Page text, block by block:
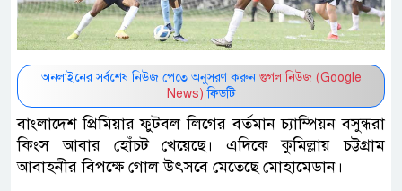
অনলাইনের সর্বশেষ নিউজ পেতে অনুসরণ করুন গুগল নিউজ (Google
News) ফিডটি
বাংলাদেশ প্রিমিয়ার ফুটবল লিগের বর্তমান চ্যাম্পিয়ন বসুন্ধরা
কিংস আবার হোঁচট খেয়েছে। এদিকে কুমিল্লায় চট্টগ্রাম
আবাহনীর বিপক্ষে গোল উৎসবে মেতেছে মোহামেডান।